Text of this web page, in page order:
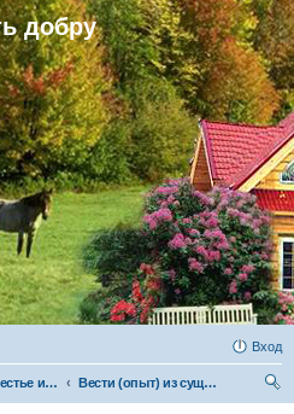
добру
Вход
Родовое поместье и родовое поселение
Вести (опыт) из существующих родовых поселений, поместий